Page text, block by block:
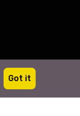
Got it